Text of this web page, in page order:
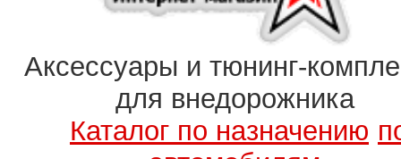
Аксессуары и тюнинг-
для внедорожника
Каталог по назначению